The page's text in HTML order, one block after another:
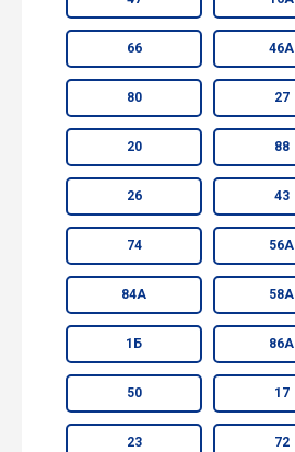
66 46А
80 27
20 88
26 43
74 56А
84А 58А
1Б 86А
50 17
23 72